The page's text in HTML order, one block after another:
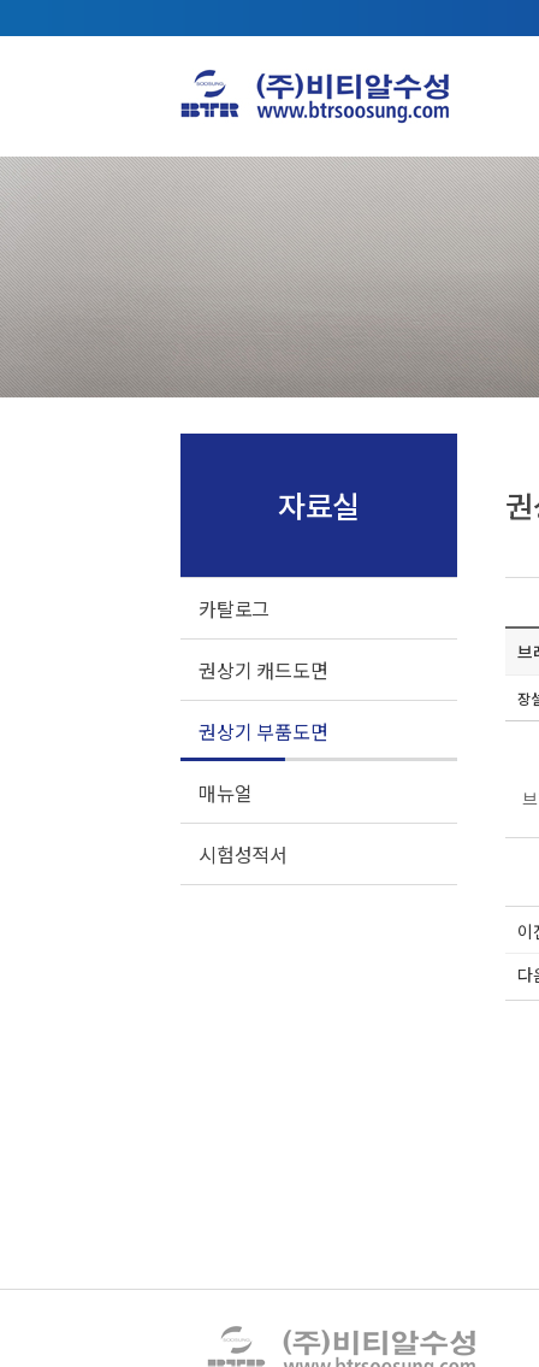
자료실
카탈로그
권상기 캐드도면
권상기 부품도면
매뉴얼
시험성적서
브
장
이
다